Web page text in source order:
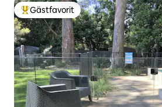
Populär gästfavorit
Gästfavorit